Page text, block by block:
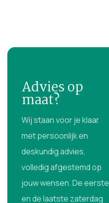
Advies op
maat?
Wij staan voor je klaar
met persoonlijk en
deskundig advies,
volledig afgestemd op
jouw wensen. De eerste
en de laatste zaterdag